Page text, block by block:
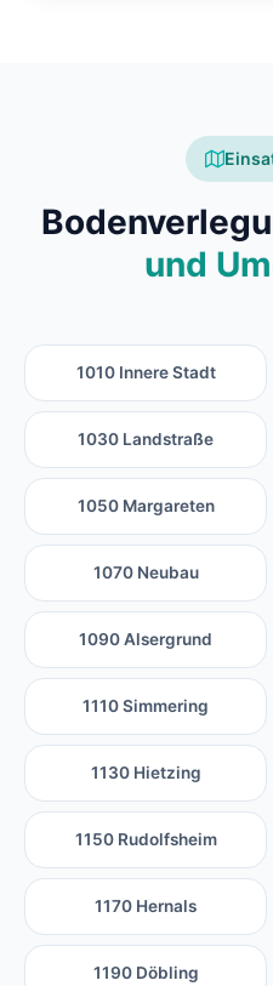
und
1010 Innere Stadt
1030 Landstraße
1050 Margareten
1070 Neubau
1090 Alsergrund
1110 Simmering
1130 Hietzing
1150 Rudolfsheim
1170 Hernals
1190 Döbling